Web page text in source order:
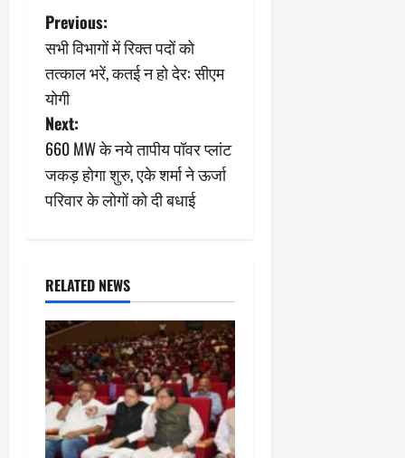
P
o
s
t
n
a
i
g
a
t
i
Previous:
सभी विभागों में रिक्त पदों को
तत्काल भरें, कतई न हो देर: सीएम
योगी
Next:
660 MW के नये तापीय पॉवर प्लांट
जकड़ होगा शुरु, एके शर्मा ने ऊर्जा
परिवार के लोगों को दी बधाई
RELATED NEWS